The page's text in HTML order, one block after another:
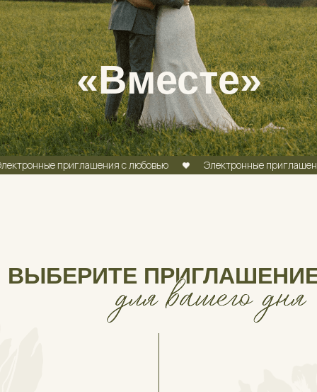
приглашения с любовью Электронные приглашения с
ВЫБЕРИТЕ ПРИГЛАШЕНИЕ
)
( Каждый макет можно бережно
адаптировать под вашу историю, стиль
и настроение праздника